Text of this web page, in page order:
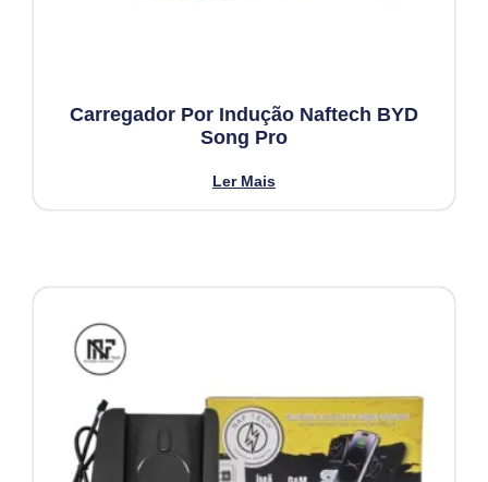
Carregador Por Indução Naftech BYD
Song Pro
Ler Mais